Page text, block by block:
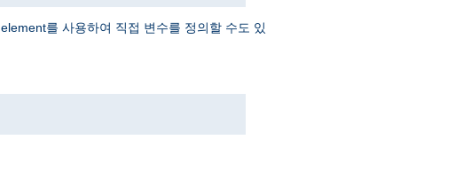
element를 사용하여 직접 변수를 정의할 수도 있